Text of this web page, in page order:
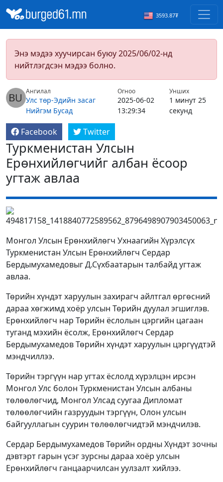
3593.87₮
Энэ мэдээ хуучирсан буюу 2025/06/02-нд
нийтлэгдсэн мэдээ болно.
Ангилал
Улс төр-Эдийн засаг
Нийгэм Бусад
Огноо
2025-06-02
13:29:34
Унших
1 минут 25
секунд
Facebook Twitter
Туркменистан Улсын
Ерөнхийлөгчийг албан ёсоор
угтаж авлаа
Монгол Улсын Ерөнхийлөгч Ухнаагийн Хүрэлсүх
Туркменистан Улсын Ерөнхийлөгч Сердар
Бердымухамедовыг Д.Сүхбаатарын талбайд угтаж
авлаа.
Төрийн хүндэт харуулын захирагч айлтгал өргөсний
дараа хөгжимд хоёр улсын Төрийн дуулал эгшиглэв.
Ерөнхийлөгч нар Төрийн ёслолын цэргийн цагаан
туганд мэхийн ёсолж, Ерөнхийлөгч Сердар
Бердымухамедов Төрийн хүндэт харуулын цэргүүдтэй
мэндчиллээ.
Төрийн тэргүүн нар угтах ёслолд хүрэлцэн ирсэн
Монгол Улс болон Туркменистан Улсын албаны
төлөөлөгчид, Монгол Улсад суугаа Дипломат
төлөөлөгчийн газруудын тэргүүн, Олон улсын
байгууллагын суурин төлөөлөгчидтэй мэндчилэв.
Сердар Бердымухамедов Төрийн ордны Хүндэт зочны
дэвтэрт гарын үсэг зурсны дараа хоёр улсын
Ерөнхийлөгч ганцаарчилсан уулзалт хийлээ.